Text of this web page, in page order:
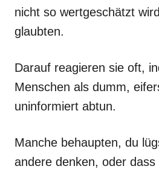
nicht so wertgeschätzt
glaubten.
Darauf reagieren sie oft,
Menschen als dumm,
uninformiert abtun.
Manche behaupten, du
andere denken, oder dass